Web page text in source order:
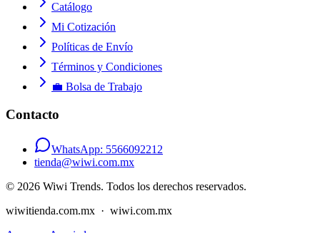
Catálogo
Mi Cotización
Políticas de Envío
Términos y Condiciones
💼 Bolsa de Trabajo
Contacto
WhatsApp: 5566092212
tienda@wiwi.com.mx
© 2026 Wiwi Trends. Todos los derechos reservados.
wiwitienda.com.mx · wiwi.com.mx